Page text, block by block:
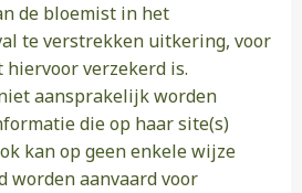
de bloemist in het
te verstrekken uitkering, voor
hiervoor verzekerd is.
aansprakelijk worden
die op haar site(s)
kan op geen enkele wijze
worden aanvaard voor